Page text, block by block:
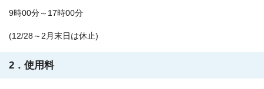
9時00分～17時00分
(12/28～2月末日は休止)
2．使用料